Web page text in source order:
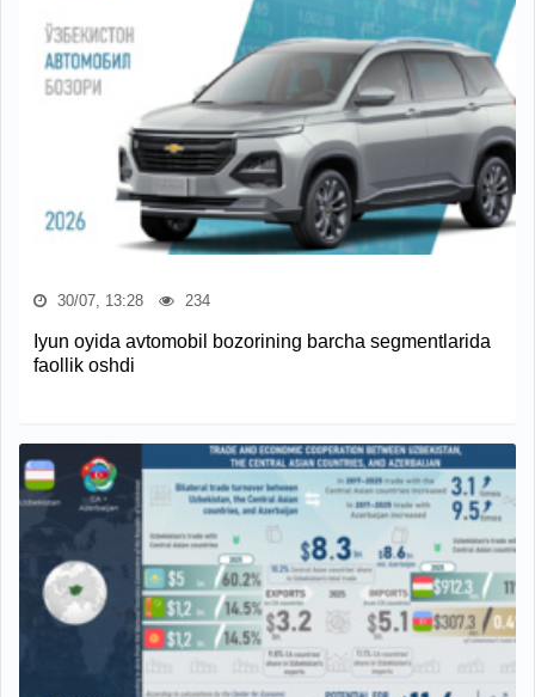
30/07, 13:28 234
Iyun oyida avtomobil bozorining barcha segmentlarida
faollik oshdi